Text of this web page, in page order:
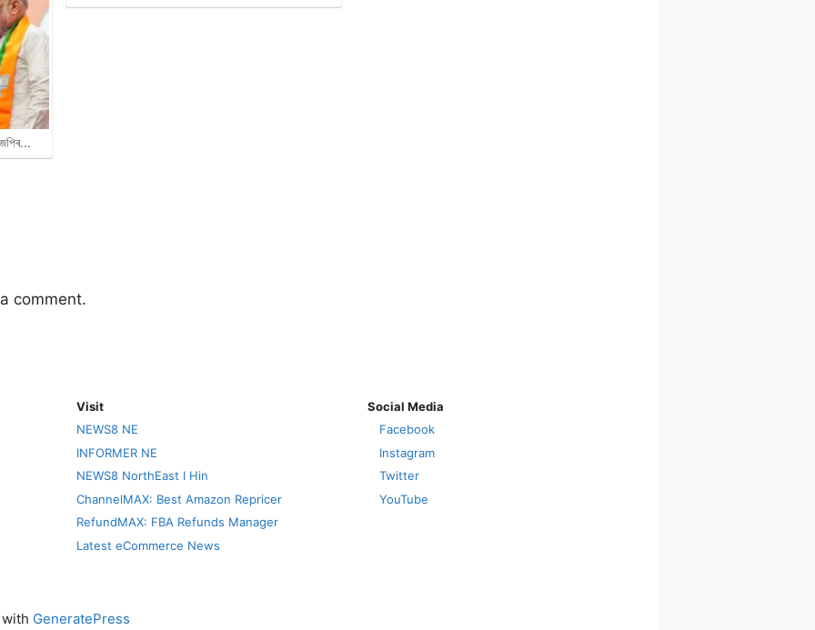
comment.
Visit
NEWS8 NE
INFORMER NE
NEWS8 NorthEast I Hin
ChannelMAX: Best Amazon Repricer
RefundMAX: FBA Refunds Manager
Latest eCommerce News
Social Media
Facebook
Instagram
Twitter
YouTube
GeneratePress